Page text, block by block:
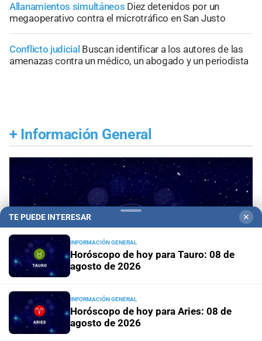
Allanamientos simultáneos Diez detenidos por un
megaoperativo contra el microtráfico en San Justo
Conflicto judicial Buscan identificar a los autores de las
amenazas contra un médico, un abogado y un periodista
+ Información General
Horóscopo del día
TE PUEDE INTERESAR ✕
INFORMACIÓN GENERAL
Horóscopo de hoy para Tauro: 08 de
agosto de 2026
INFORMACIÓN GENERAL
Horóscopo de hoy para Aries: 08 de
agosto de 2026